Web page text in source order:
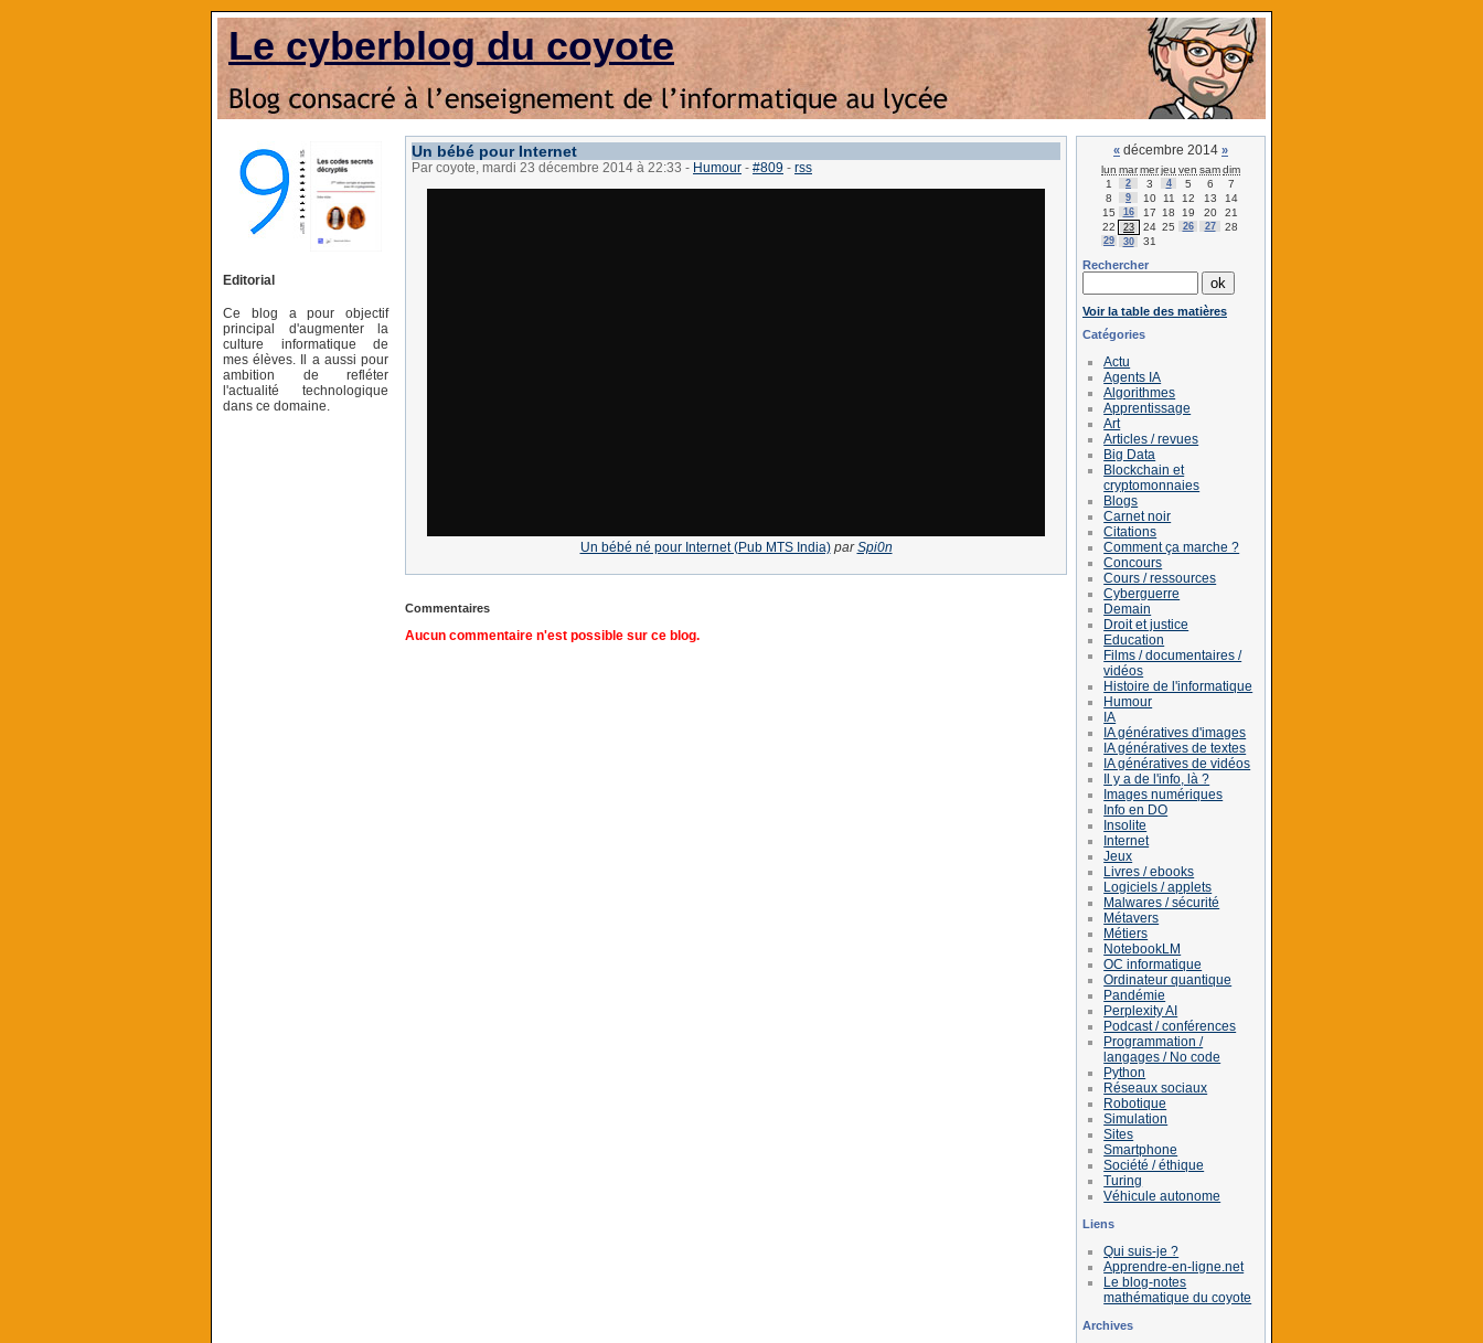
Le cyberblog du coyote
Editorial
Ce blog a pour objectif
principal d'augmenter la
culture informatique de
mes élèves. Il a aussi pour
ambition de refléter
l'actualité technologique
dans ce domaine.
Un bébé pour Internet
Par coyote, mardi 23 décembre 2014 à 22:33 - Humour - #809 - rss
Un bébé né pour Internet (Pub MTS India) parSpi0n
Commentaires
Aucun commentaire n'est possible sur ce blog.
« décembre 2014 »
lun marmerjeu ven samdim
1
2 3 4 5 6
7
8
9 10 11 12 13
14
15
16 17 18 19 20
21
22
23 24 25 26 27 28
29 30 31
Rechercher
Voir la table des matières
Catégories
Actu
Agents IA
Algorithmes
Apprentissage
Art
Articles / revues
Big Data
Blockchain et
cryptomonnaies
Blogs
Carnet noir
Citations
Comment ça marche ?
Concours
Cours / ressources
Cyberguerre
Demain
Droit et justice
Education
Films / documentaires /
vidéos
Histoire de l'informatique
Humour
IA
IA génératives d'images
IA génératives de textes
IA génératives de vidéos
Il y a de l'info, là ?
Images numériques
Info en DO
Insolite
Internet
Jeux
Livres / ebooks
Logiciels / applets
Malwares / sécurité
Métavers
Métiers
NotebookLM
OC informatique
Ordinateur quantique
Pandémie
Perplexity AI
Podcast / conférences
Programmation /
langages / No code
Python
Réseaux sociaux
Robotique
Simulation
Sites
Smartphone
Société / éthique
Turing
Véhicule autonome
Liens
Qui suis-je ?
Apprendre-en-ligne.net
Le blog-notes
mathématique du coyote
Archives